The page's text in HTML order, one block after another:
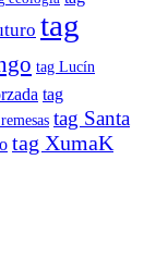
tag
tag Lucín
tag
tag Santa
tag XumaK